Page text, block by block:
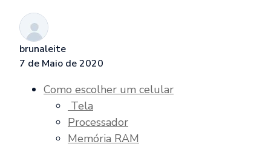
brunaleite
7 de Maio de 2020
Como escolher um celular
Tela
Processador
Memória RAM